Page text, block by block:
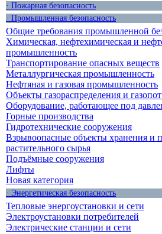
· Пожарная безопасность
· Промышленная безопасность
Общие требования промышленной
Химическая, нефтехимическая и
промышленность
Транспортирование опасных веществ
Металлургическая промышленность
Нефтяная и газовая промышленность
Объекты газораспределения и
Оборудование, работающее под
Горные производства
Гидротехнические сооружения
Взрывоопасные объекты хранения и
растительного сырья
Подъёмные сооружения
Лифты
Новая категория
· Энергетическая безопасность
Тепловые энергоустановки и сети
Электроустановки потребителей
Электрические станции и сети